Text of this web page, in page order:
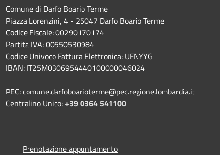
Comune di Darfo Boario Terme
Piazza Lorenzini, 4 - 25047 Darfo Boario Terme
Codice Fiscale: 00290170174
Partita IVA: 00550530984
Codice Univoco Fattura Elettronica: UFNYYG
IBAN: IT25M0306954440100000046024
PEC: comune.darfoboarioterme@pec.regione.lombardia.it
Centralino Unico:+39 0364 541100
Prenotazione appuntamento